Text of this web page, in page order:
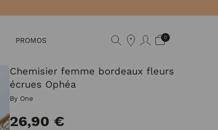
PROMOS 0
Chemisier femme bordeaux fleurs
écrues Ophéa
By One
26,90 €